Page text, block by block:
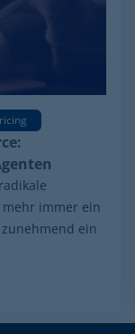
immer ein
ein